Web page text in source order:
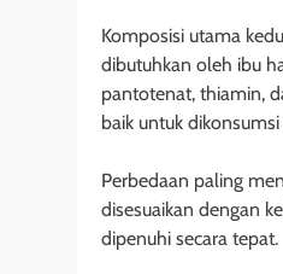
Komposisi utama
dibutuhkan oleh ibu
pantotenat, thiamin,
baik untuk
Perbedaan paling
disesuaikan dengan
dipenuhi secara tepat.